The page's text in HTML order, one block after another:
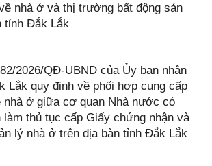
nhà ở và thị trường bất động sản
tỉnh Đắk Lắk
2026/QĐ-UBND của Ủy ban nhân
Lắk quy định về phối hợp cung cấp
nhà ở giữa cơ quan Nhà nước có
làm thủ tục cấp Giấy chứng nhận và
lý nhà ở trên địa bàn tỉnh Đắk Lắk